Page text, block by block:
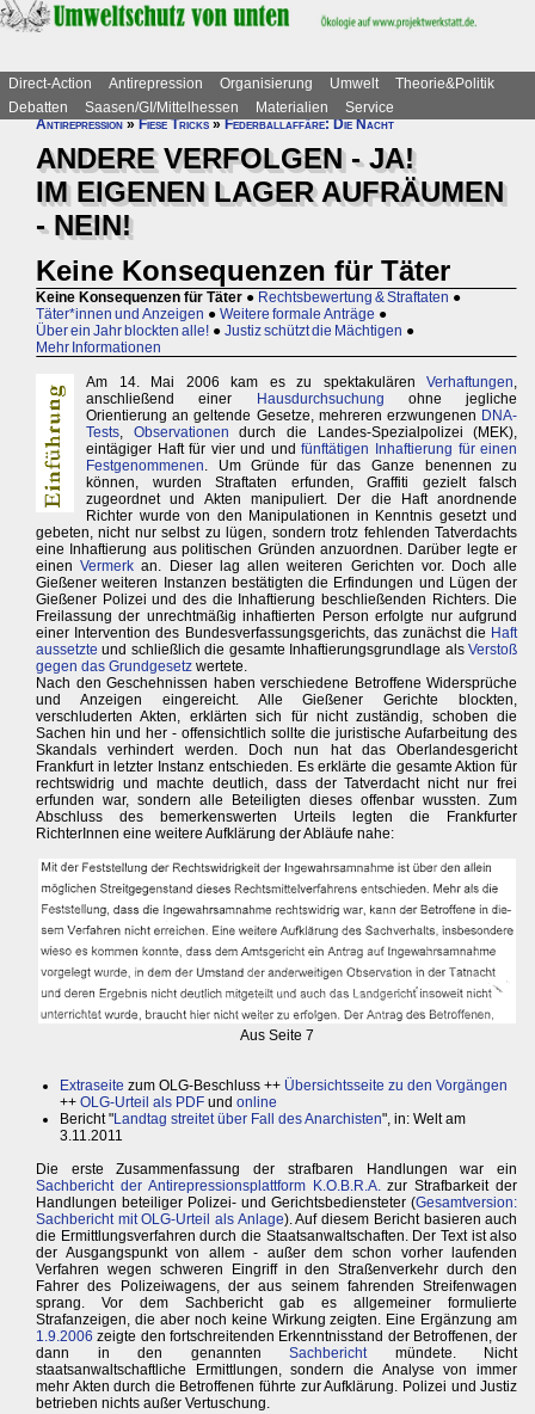
Direct-Action Antirepression Organisierung Umwelt
Theorie&Politik
Debatten
Saasen/GI/Mittelhessen Materialien
Service
Antirepression»Fiese Tricks»Federballaffäre: Die Nacht
ANDERE VERFOLGEN - JA!
IM EIGENEN LAGER AUFRÄUMEN
- NEIN!
Keine Konsequenzen für Täter
Keine Konsequenzen für Täter ● Rechtsbewertung & Straftaten ●
Täter*innen und Anzeigen ● Weitere formale Anträge ●
Über ein Jahr blockten alle! ● Justiz schützt die Mächtigen ●
Mehr Informationen
Am 14. Mai 2006 kam es zu spektakulärenVerhaftungen,
anschließend einer
Hausdurchsuchung ohne jegliche
Orientierung an geltende Gesetze, mehreren erzwungenen DNA-
Tests, Observationen durch die Landes-Spezialpolizei (MEK),
eintägiger Haft für vier und undfünftätigen Inhaftierung für einen
Festgenommenen. Um Gründe für das Ganze benennen zu
können, wurden Straftaten erfunden, Graffiti gezielt falsch
zugeordnet und Akten manipuliert. Der die Haft anordnende
Richter wurde von den Manipulationen in Kenntnis gesetzt und
gebeten, nicht nur selbst zu lügen, sondern trotz fehlenden Tatverdachts
eine Inhaftierung aus politischen Gründen anzuordnen. Darüber legte er
einenVermerk an. Dieser lag allen weiteren Gerichten vor. Doch alle
Gießener weiteren Instanzen bestätigten die Erfindungen und Lügen der
Gießener Polizei und des die Inhaftierung beschließenden Richters. Die
Freilassung der unrechtmäßig inhaftierten Person erfolgte nur aufgrund
einer Intervention des Bundesverfassungsgerichts, das zunächst die Haft
aussetzte und schließlich die gesamte Inhaftierungsgrundlage alsVerstoß
gegen das Grundgesetz wertete.
Nach den Geschehnissen haben verschiedene Betroffene Widersprüche
und Anzeigen eingereicht. Alle Gießener Gerichte blockten,
verschluderten Akten, erklärten sich für nicht zuständig, schoben die
Sachen hin und her - offensichtlich sollte die juristische Aufarbeitung des
Skandals verhindert werden. Doch nun hat das Oberlandesgericht
Frankfurt in letzter Instanz entschieden. Es erklärte die gesamte Aktion für
rechtswidrig und machte deutlich, dass der Tatverdacht nicht nur frei
erfunden war, sondern alle Beteiligten dieses offenbar wussten. Zum
Abschluss des bemerkenswerten Urteils legten die Frankfurter
RichterInnen eine weitere Aufklärung der Abläufe nahe:
Aus Seite 7
Extraseite zum OLG-Beschluss ++ Übersichtsseite zu den Vorgängen
++ OLG-Urteil als PDF und online
Bericht "Landtag streitet über Fall des Anarchisten", in: Welt am
3.11.2011
Die erste Zusammenfassung der strafbaren Handlungen war ein
Sachbericht der Antirepressionsplattform K.O.B.R.A.zur Strafbarkeit der
Handlungen beteiliger Polizei- und Gerichtsbediensteter (Gesamtversion:
Sachbericht mit OLG-Urteil als Anlage). Auf diesem Bericht basieren auch
die Ermittlungsverfahren durch die Staatsanwaltschaften. Der Text ist also
der Ausgangspunkt von allem - außer dem schon vorher laufenden
Verfahren wegen schweren Eingriff in den Straßenverkehr durch den
Fahrer des Polizeiwagens, der aus seinem fahrenden Streifenwagen
sprang. Vor dem Sachbericht gab es allgemeiner formulierte
Strafanzeigen, die aber noch keine Wirkung zeigten. Eine Ergänzung am
1.9.2006 zeigte den fortschreitenden Erkenntnisstand der Betroffenen, der
dann in den genanntenSachberichtmündete. Nicht
staatsanwaltschaftliche Ermittlungen, sondern die Analyse von immer
mehr Akten durch die Betroffenen führte zur Aufklärung. Polizei und Justiz
betrieben nichts außer Vertuschung.